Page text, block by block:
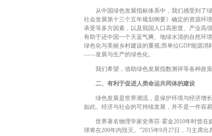
从中国绿色发展指标体系中，我们感受到了绿
社会发展第十三个五年规划纲要》确定的资源环
承受等多方因素，以及我国人口高密度、产业高
有助于还中国一个天蓝气爽、地绿水清的自然环
绿色化与美丽乡村建设的重视;而单位GDP能源
——发展与生产的绿色化。
我们希望，借助绿色发展指数测评等各种政策
二、有利于促进人类命运共同体的建设
绿色发展是世界潮流，是保护环境与经济增长
如此。经济与社会的可持续发展，并不是一件容
世界著名物理学家史蒂芬·霍金2010年时曾在
球将在200年内毁灭。”2015年9月27日，习主席